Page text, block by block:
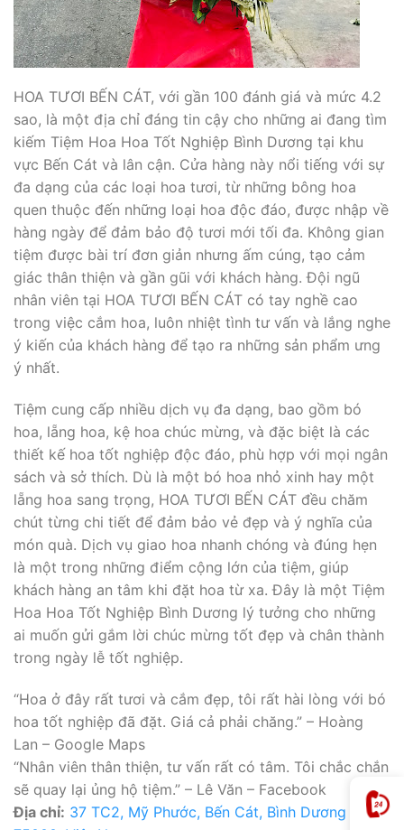
HOA TƯƠI BẾN CÁT, với gần 100 đánh giá và mức 4.2
sao, là một địa chỉ đáng tin cậy cho những ai đang tìm
kiếm Tiệm Hoa Hoa Tốt Nghiệp Bình Dương tại khu
vực Bến Cát và lân cận. Cửa hàng này nổi tiếng với sự
đa dạng của các loại hoa tươi, từ những bông hoa
quen thuộc đến những loại hoa độc đáo, được nhập về
hàng ngày để đảm bảo độ tươi mới tối đa. Không gian
tiệm được bài trí đơn giản nhưng ấm cúng, tạo cảm
giác thân thiện và gần gũi với khách hàng. Đội ngũ
nhân viên tại HOA TƯƠI BẾN CÁT có tay nghề cao
trong việc cắm hoa, luôn nhiệt tình tư vấn và lắng nghe
ý kiến của khách hàng để tạo ra những sản phẩm ưng
ý nhất.
Tiệm cung cấp nhiều dịch vụ đa dạng, bao gồm bó
hoa, lẵng hoa, kệ hoa chúc mừng, và đặc biệt là các
thiết kế hoa tốt nghiệp độc đáo, phù hợp với mọi ngân
sách và sở thích. Dù là một bó hoa nhỏ xinh hay một
lẵng hoa sang trọng, HOA TƯƠI BẾN CÁT đều chăm
chút từng chi tiết để đảm bảo vẻ đẹp và ý nghĩa của
món quà. Dịch vụ giao hoa nhanh chóng và đúng hẹn
là một trong những điểm cộng lớn của tiệm, giúp
khách hàng an tâm khi đặt hoa từ xa. Đây là một Tiệm
Hoa Hoa Tốt Nghiệp Bình Dương lý tưởng cho những
ai muốn gửi gắm lời chúc mừng tốt đẹp và chân thành
trong ngày lễ tốt nghiệp.
“Hoa ở đây rất tươi và cắm đẹp, tôi rất hài lòng với bó
hoa tốt nghiệp đã đặt. Giá cả phải chăng.” – Hoàng
Lan – Google Maps
“Nhân viên thân thiện, tư vấn rất có tâm. Tôi chắc chắn
sẽ quay lại ủng hộ tiệm.” – Lê Văn – Facebook
Địa chỉ: 37 TC2, Mỹ Phước, Bến Cát, Bình Dương